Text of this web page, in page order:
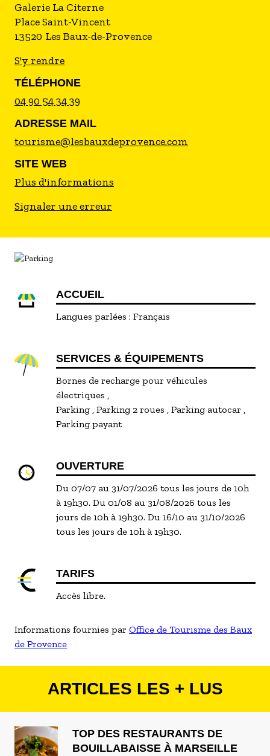
Galerie La Citerne
Place Saint-Vincent
13520 Les Baux-de-Provence
S'y rendre
TÉLÉPHONE
04 90 54 34 39
ADRESSE MAIL
tourisme@lesbauxdeprovence.com
SITE WEB
Plus d'informations
Signaler une erreur
ACCUEIL
Langues parlées : Français
SERVICES & ÉQUIPEMENTS
Bornes de recharge pour véhicules
électriques
Parking Parking 2 roues
Parking autocar
Parking payant
OUVERTURE
Du 07/07 au 31/07/2026 tous les jours de 10h
à 19h30. Du 01/08 au 31/08/2026 tous les
jours de 10h à 19h30. Du 16/10 au 31/10/2026
tous les jours de 10h à 19h30.
TARIFS
Accès libre.
Informations fournies par Office de Tourisme des Baux
de Provence
ARTICLES LES + LUS
TOP DES RESTAURANTS DE
BOUILLABAISSE À MARSEILLE